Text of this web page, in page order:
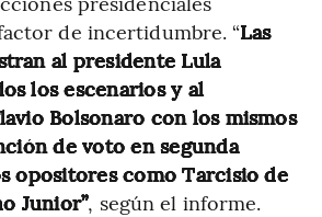
de incertidumbre. “Las
al presidente Lula
los escenarios y al
Bolsonaro con los mismos
de voto en segunda
opositores como Tarcisio de
Junior”, según el informe.